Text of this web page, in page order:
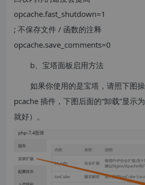
opcache.fast_shutdown=1
; 不保存文件 / 函数的注释
opcache.save_comments=0
b、宝塔面板启用方法
如果你使用的是宝塔，请照下图
pcache 插件，下图后面的“卸载”显示
就好）。